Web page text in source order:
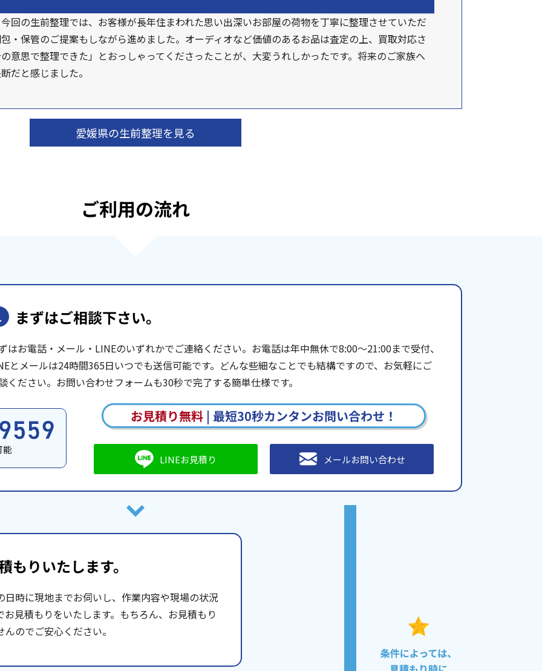
回の生前整理では、お客様が長年住まわれた思い出深いお部屋の荷物を丁寧に整理させていただ
・保管のご提案もしながら進めました。オーディオなど価値のあるお品は査定の上、買取対応さ
意思で整理できた」とおっしゃってくださったことが、大変うれしかったです。将来のご家族へ
だと感じました。
愛媛県の生前整理を見る
ご利用の流れ
まずはご相談下さい。
はお電話・メール・LINEのいずれかでご連絡ください。お電話は年中無休で8:00〜21:00まで受付、
とメールは24時間365日いつでも送信可能です。どんな些細なことでも結構ですので、お気軽にご
ください。お問い合わせフォームも30秒で完了する簡単仕様です。
能
お見積り無料| 最短30秒カンタンお問い合わせ！
LINEお見積り メールお問い合わせ
もりいたします。
時に現地までお伺いし、作業内容や現場の状況
見積もりをいたします。もちろん、お見積もり
のでご安心ください。